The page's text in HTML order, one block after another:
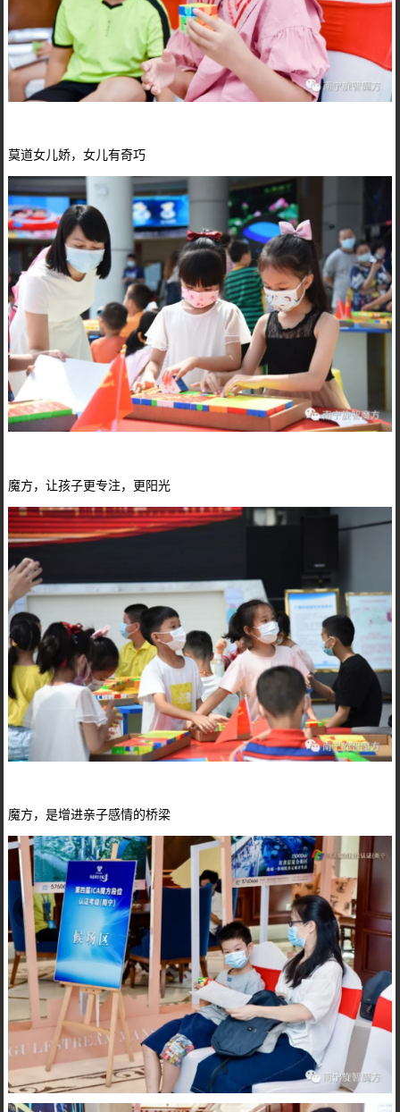
莫道女儿娇，女儿有奇巧
魔方，让孩子更专注，更阳光
魔方，是增进亲子感情的桥梁